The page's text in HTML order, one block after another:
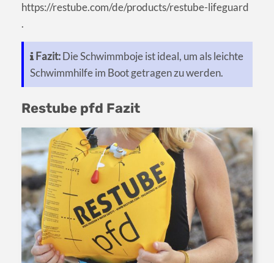
https://restube.com/de/products/restube-lifeguard
.
Fazit:Die Schwimmboje ist ideal, um als leichte
Schwimmhilfe im Boot getragen zu werden.
Restube pfd Fazit